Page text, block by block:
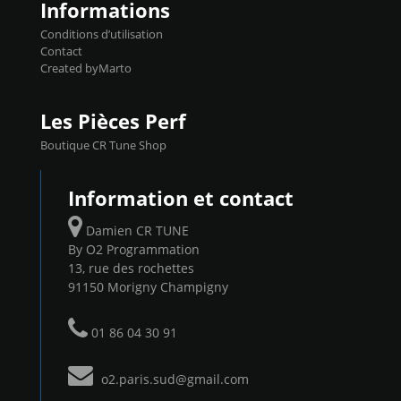
Informations
Conditions d’utilisation
Contact
Created byMarto
Les Pièces Perf
Boutique CR Tune Shop
Information et contact
Damien CR TUNE
By O2 Programmation
13, rue des rochettes
91150 Morigny Champigny
01 86 04 30 91
o2.paris.sud@gmail.com